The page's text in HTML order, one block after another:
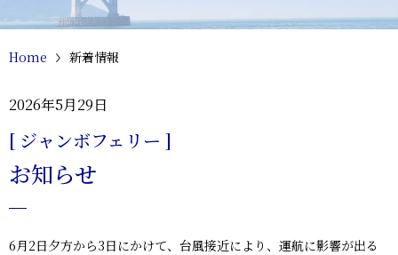
Home 新着情報
2026年5月29日
[ ジャンボフェリー ]
お知らせ
6月2日夕方から3日にかけて、台風接近により、運航に影響が出る